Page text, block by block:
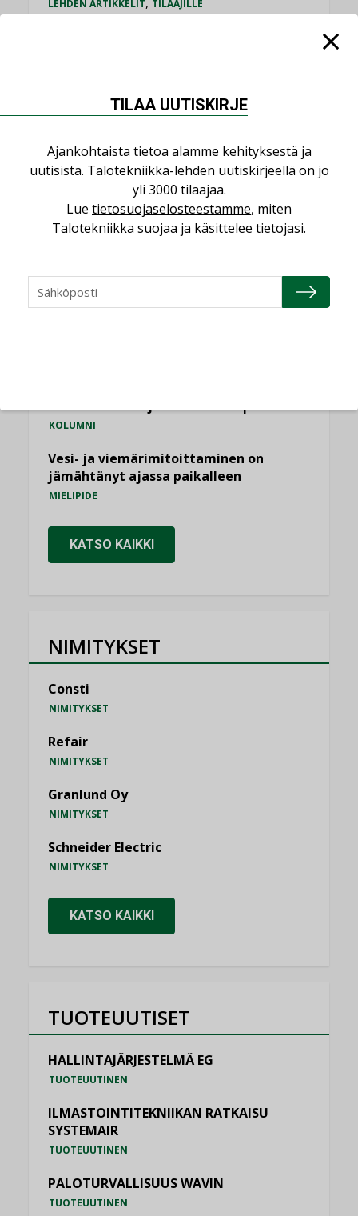
LEHDEN ARTIKKELIT TILAAJILLE
NÄKÖKULMIA
Puheista tekoihin – uusin teknologia
käyttöön kiinteistöissä
KOLUMNI
KOLUMNI
Vesi- ja viemärimitoittaminen on
jämähtänyt ajassa paikalleen
MIELIPIDE
KATSO KAIKKI
NIMITYKSET
Consti
NIMITYKSET
Refair
NIMITYKSET
Granlund Oy
NIMITYKSET
Schneider Electric
NIMITYKSET
KATSO KAIKKI
TUOTEUUTISET
HALLINTAJÄRJESTELMÄ EG
TUOTEUUTINEN
ILMASTOINTITEKNIIKAN RATKAISU
SYSTEMAIR
TUOTEUUTINEN
PALOTURVALLISUUS WAVIN
TUOTEUUTINEN
TILAA UUTISKIRJE
Ajankohtaista tietoa alamme kehityksestä ja
uutisista. Talotekniikka-lehden uutiskirjeellä on jo
yli 3000 tilaajaa.
Lue tietosuojaselosteestamme, miten
Talotekniikka suojaa ja käsittelee tietojasi.